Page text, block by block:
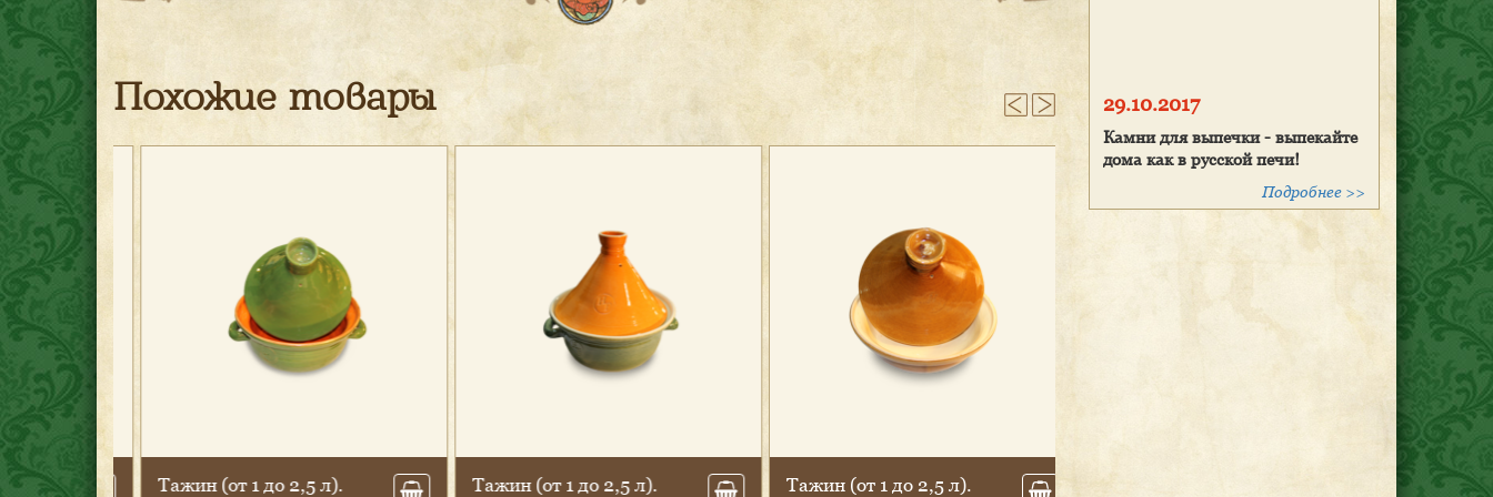
Похожие товары
Та­жин (от 1 до 2,5 л).
Та­жин (от 1 до 2,5 л).
Та­жин (от 1 до 2,5 л).
29.10.2017
Камни для выпечки - выпекайте
дома как в русской печи!
Подробнее >>